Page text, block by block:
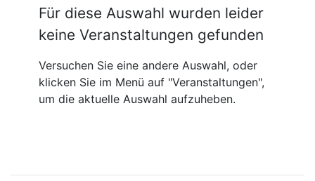
Für diese Auswahl wurden leider
keine Veranstaltungen gefunden
Versuchen Sie eine andere Auswahl, oder
klicken Sie im Menü auf "Veranstaltungen",
um die aktuelle Auswahl aufzuheben.